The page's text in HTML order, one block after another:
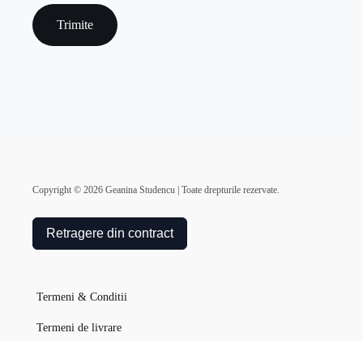
Copyright © 2026 Geanina Studencu | Toate drepturile rezervate.
Retragere din contract
Termeni & Conditii
Termeni de livrare